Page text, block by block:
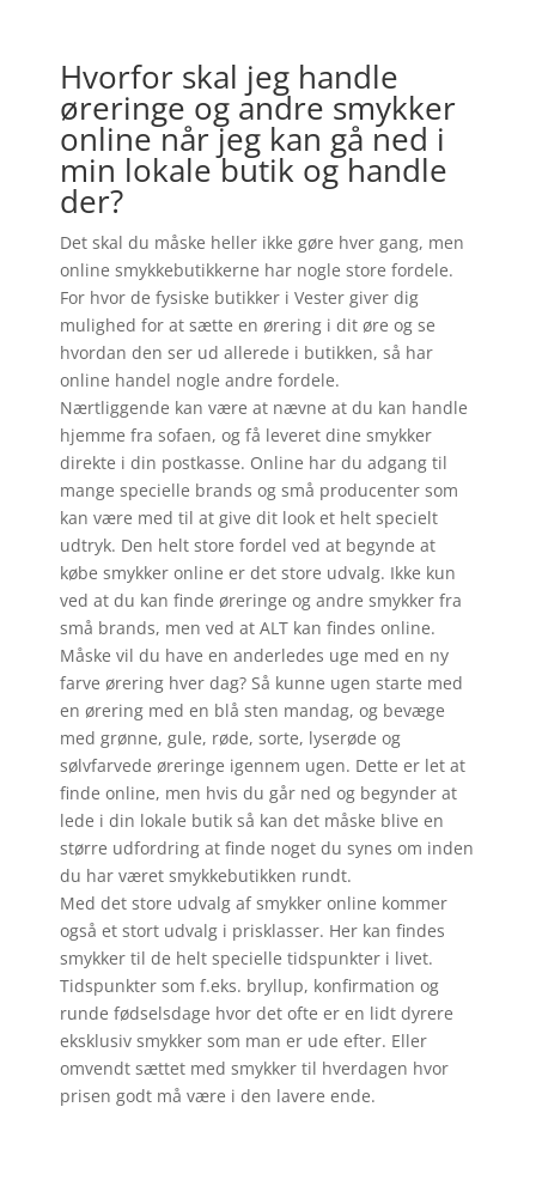
Hvorfor skal jeg handle
øreringe og andre smykker
online når jeg kan gå ned i
min lokale butik og handle
der?
Det skal du måske heller ikke gøre hver gang, men
online smykkebutikkerne har nogle store fordele.
For hvor de fysiske butikker i Vester giver dig
mulighed for at sætte en ørering i dit øre og se
hvordan den ser ud allerede i butikken, så har
online handel nogle andre fordele.
Nærtliggende kan være at nævne at du kan handle
hjemme fra sofaen, og få leveret dine smykker
direkte i din postkasse. Online har du adgang til
mange specielle brands og små producenter som
kan være med til at give dit look et helt specielt
udtryk. Den helt store fordel ved at begynde at
købe smykker online er det store udvalg. Ikke kun
ved at du kan finde øreringe og andre smykker fra
små brands, men ved at ALT kan findes online.
Måske vil du have en anderledes uge med en ny
farve ørering hver dag? Så kunne ugen starte med
en ørering med en blå sten mandag, og bevæge
med grønne, gule, røde, sorte, lyserøde og
sølvfarvede øreringe igennem ugen. Dette er let at
finde online, men hvis du går ned og begynder at
lede i din lokale butik så kan det måske blive en
større udfordring at finde noget du synes om inden
du har været smykkebutikken rundt.
Med det store udvalg af smykker online kommer
også et stort udvalg i prisklasser. Her kan findes
smykker til de helt specielle tidspunkter i livet.
Tidspunkter som f.eks. bryllup, konfirmation og
runde fødselsdage hvor det ofte er en lidt dyrere
eksklusiv smykker som man er ude efter. Eller
omvendt sættet med smykker til hverdagen hvor
prisen godt må være i den lavere ende.